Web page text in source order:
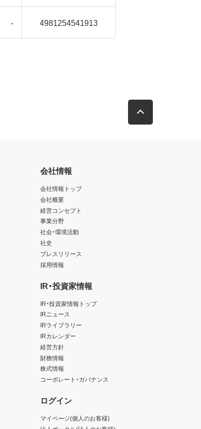
- 4981254541913
会社情報
会社情報トップ
会社概要
経営コンセプト
事業分野
社会・環境活動
社史
プレスリリース
採用情報
IR・投資家情報
IR・投資家情報トップ
IRニュース
IRライブラリー
IRカレンダー
経営方針
財務情報
株式情報
コーポレート・ガバナンス
ログイン
マイページ(個人のお客様)